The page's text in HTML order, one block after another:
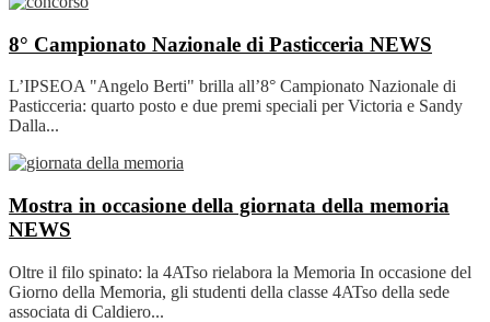
8° Campionato Nazionale di Pasticceria NEWS
L’IPSEOA "Angelo Berti" brilla all’8° Campionato Nazionale di
Pasticceria: quarto posto e due premi speciali per Victoria e Sandy
Dalla...
Mostra in occasione della giornata della memoria
NEWS
Oltre il filo spinato: la 4ATso rielabora la Memoria In occasione del
Giorno della Memoria, gli studenti della classe 4ATso della sede
associata di Caldiero...